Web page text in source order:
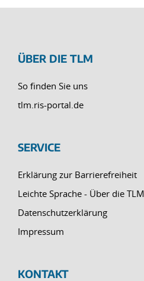
ÜBER DIE TLM
So finden Sie uns
tlm.ris-portal.de
SERVICE
Erklärung zur Barrierefreiheit
Leichte Sprache - Über die TLM
Datenschutzerklärung
Impressum
KONTAKT